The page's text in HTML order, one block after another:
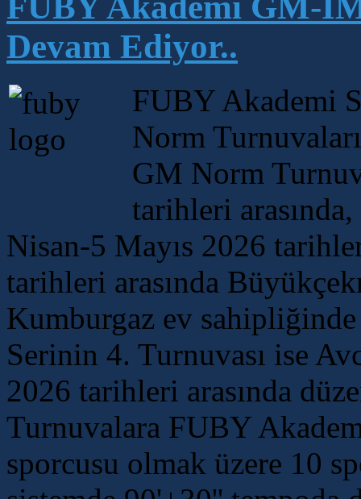
Devam Ediyor..
FUBY Akademi
Norm
GM Norm
tarihleri
Nisan-5 Mayıs 2026
tarihleri arasında
Kumburgaz ev sahipliğinde
Serinin 4. Turnuvası ise
2026 tarihleri arasında
Turnuvalara FUBY
sporcusu olmak üzere 10